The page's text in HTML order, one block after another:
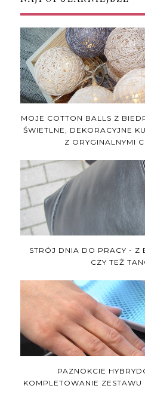
MOJE COTTON BALLS Z
ŚWIETLNE, DEKORACYJNE
Z ORYGINALNYMI
STRÓJ DNIA DO PRACY - Z
CZY TEŻ
PAZNOKCIE
KOMPLETOWANIE